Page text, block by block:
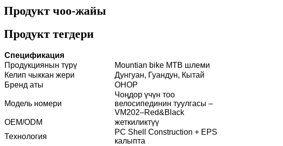
Продукт чоо-жайы
Продукт тегдери
Спецификация
Продукциянын түрү
Mountian bike MTB шлеми
Келип чыккан жери
Дунгуан, Гуандун, Кытай
Бренд аты
ОНОР
Модель номери
Чоңдор үчүн тоо
велосипединин туулгасы –
VM202–Red&Black
OEM/ODM
жеткиликтүү
Технология
PC Shell Construction + EPS
калыпта